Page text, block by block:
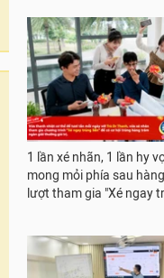
iSMART Education là
dục chiến lược của Đề
Quốc Hello World"
APEC 2027
Hai ông lớn ngành hàng
và du lịch bắt tay mở